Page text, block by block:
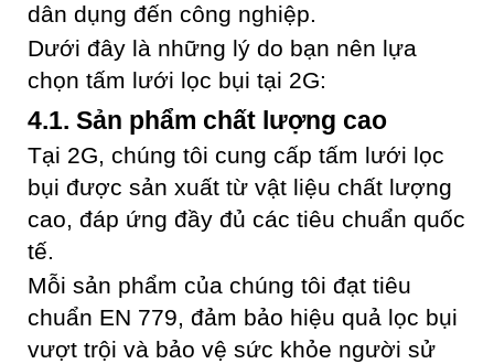
dân dụng đến công nghiệp.
Dưới đây là những lý do bạn nên lựa
chọn tấm lưới lọc bụi tại 2G:
4.1. Sản phẩm chất lượng cao
Tại 2G, chúng tôi cung cấp tấm lưới lọc
bụi được sản xuất từ vật liệu chất lượng
cao, đáp ứng đầy đủ các tiêu chuẩn quốc
tế.
Mỗi sản phẩm của chúng tôi đạt tiêu
chuẩn EN 779, đảm bảo hiệu quả lọc bụi
vượt trội và bảo vệ sức khỏe người sử